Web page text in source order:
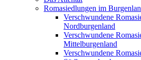
Romasiedlungen im
Verschwundene
Nordburgenland
Verschwundene
Mittelburgenland
Verschwundene